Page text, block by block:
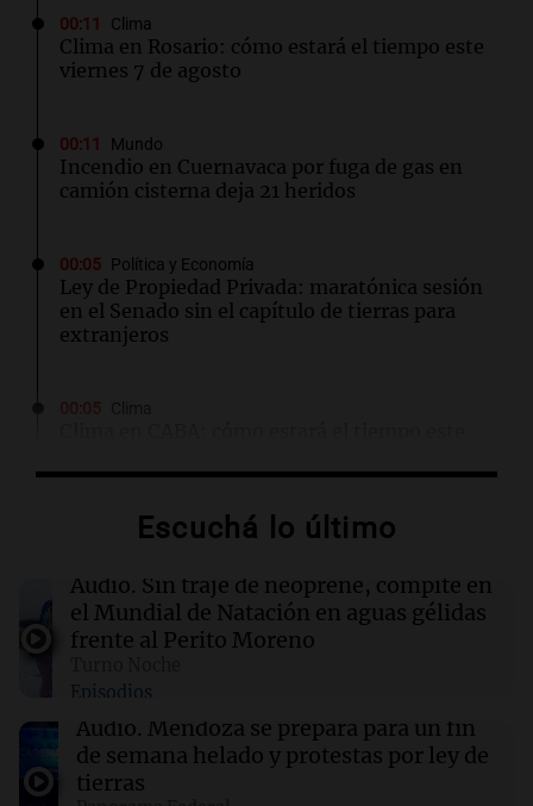
00:11 Clima
Clima en Rosario: cómo estará el tiempo este
viernes 7 de agosto
00:11 Mundo
Incendio en Cuernavaca por fuga de gas en
camión cisterna deja 21 heridos
00:05 Política y Economía
Ley de Propiedad Privada: maratónica sesión
en el Senado sin el capítulo de tierras para
extranjeros
Clima
viernes 7 de agosto
23:50 Deportes
campeón panamericano de canotaje eslalon
en Canadá
23:48 Sociedad
Escuchá lo último
Audio. Sin traje de neoprene, compite en
el Mundial de Natación en aguas gélidas
frente al Perito Moreno
Episodios
Audio. Mendoza se prepara para un fin
de semana helado y protestas por ley de
tierras